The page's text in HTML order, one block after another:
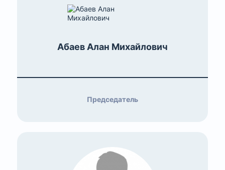
Абаев Алан Михайлович
Председатель